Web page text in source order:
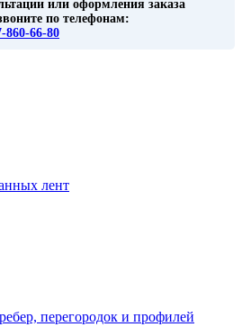
или оформления заказа
по телефонам:
860-66-80
лент
перегородок и профилей